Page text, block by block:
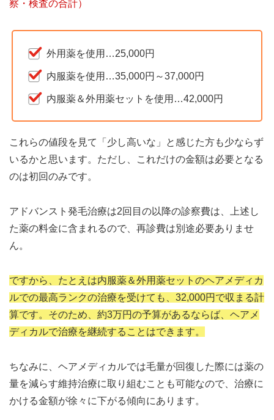
察・検査の合計）
外用薬を使用…25,000円
内服薬を使用…35,000円～37,000円
内服薬＆外用薬セットを使用…42,000円
これらの値段を見て「少し高いな」と感じた方も少ならず
いるかと思います。ただし、これだけの金額は必要となる
のは初回のみです。
アドバンスト発毛治療は2回目の以降の診察費は、上述し
た薬の料金に含まれるので、再診費は別途必要ありませ
ん。
ですから、たとえは内服薬＆外用薬セットのヘアメディカ
ルでの最高ランクの治療を受けても、32,000円で収まる計
算です。そのため、約3万円の予算があるならば、ヘアメ
ディカルで治療を継続することはできます。
ちなみに、ヘアメディカルでは毛量が回復した際には薬の
量を減らす維持治療に取り組むことも可能なので、治療に
かける金額が徐々に下がる傾向にあります。